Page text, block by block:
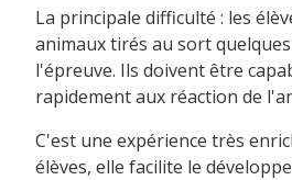
La principale difficulté : les
animaux tirés au sort
l'épreuve. Ils doivent être
rapidement aux réaction de
C'est une expérience très
élèves, elle facilite le